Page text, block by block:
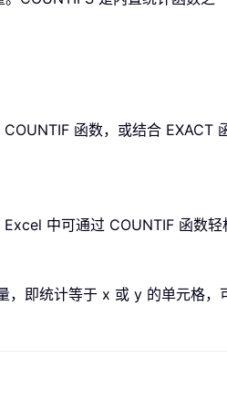
COUNTIF 函数，或结合 EXACT
Excel 中可通过 COUNTIF 函数轻
，即统计等于 x 或 y 的单元格，